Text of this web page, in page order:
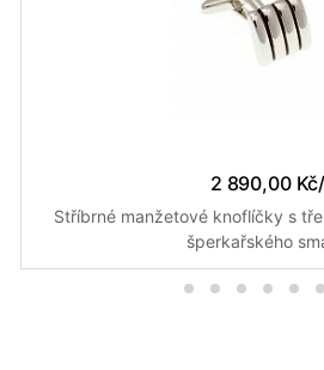
2 890,00 Kč/
Stříbrné manžetové knoflíčky s
šperkařského